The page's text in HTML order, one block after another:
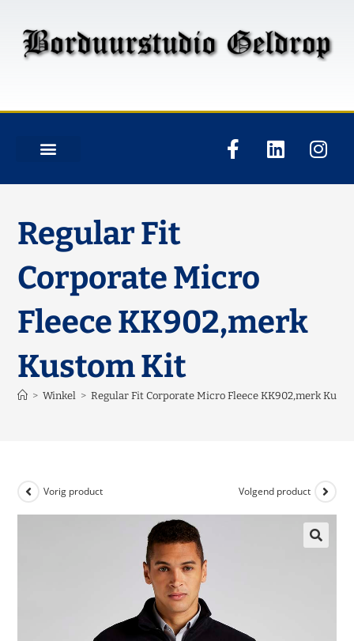
Regular Fit
Corporate Micro
Fleece KK902,merk
Kustom Kit
> Winkel > Regular Fit Corporate Micro Fleece KK902,merk
Vorig product Volgend product